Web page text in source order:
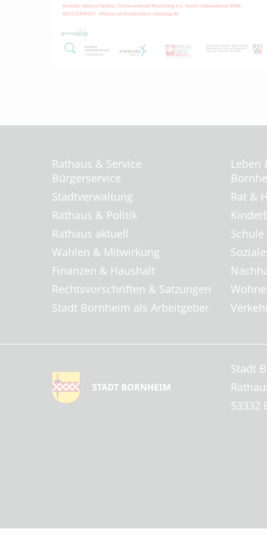
Rathaus & Service
Bürgerservice
Stadtverwaltung
Rathaus & Politik
Rathaus aktuell
Wahlen & Mitwirkung
Finanzen & Haushalt
Rechtsvorschriften & Satzungen
Stadt Bornheim als Arbeitgeber
Leben
Rat &
Stadt
53332